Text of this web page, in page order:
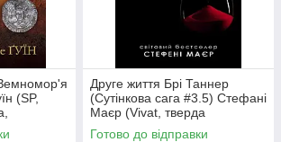
(SP,
Друге життя Брі Таннер
(Сутінкова сага #3.5) Стефані
Маєр (Vivat, тверда
обкладинка)
Готово до відправки